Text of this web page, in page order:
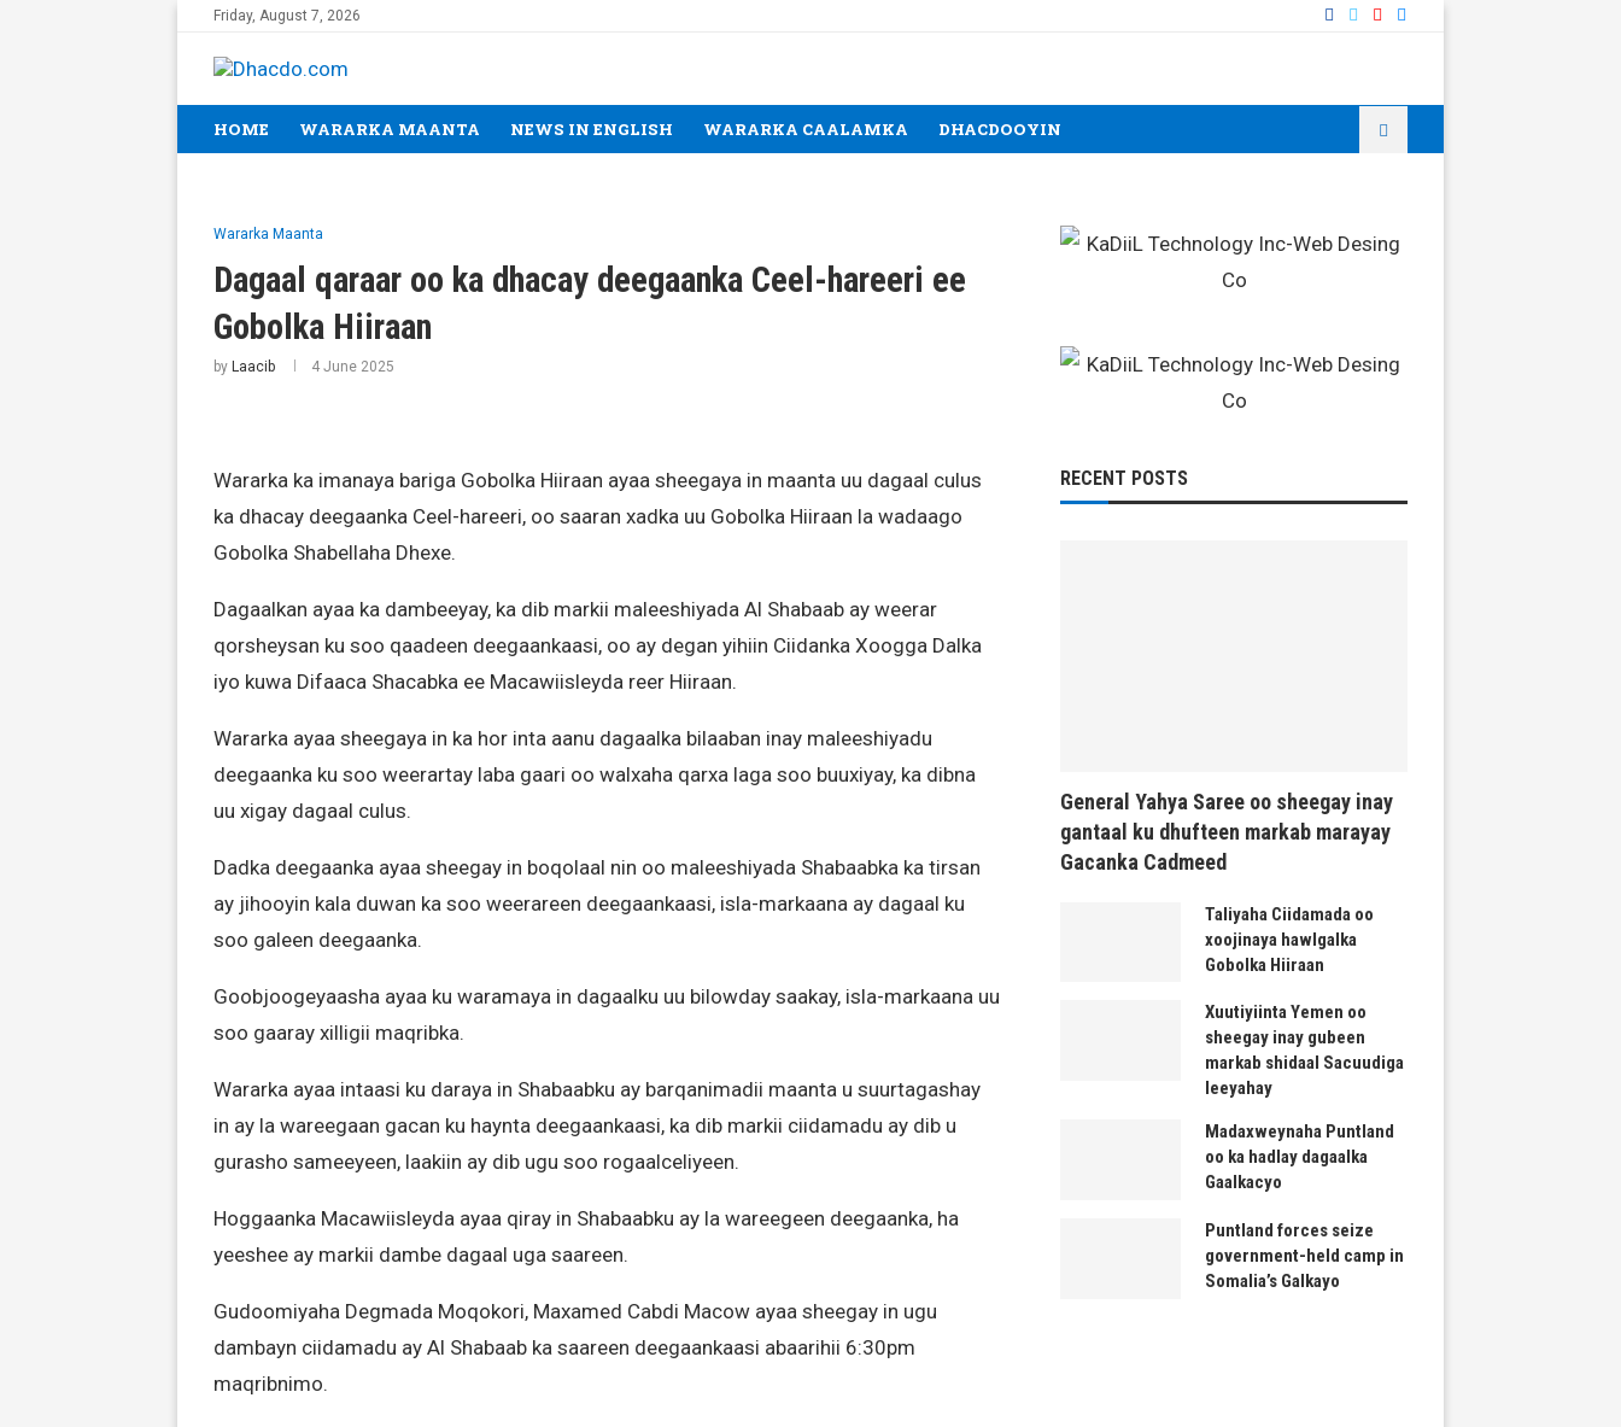
Friday, August 7, 2026
HOME WARARKA MAANTA NEWS IN ENGLISH WARARKA CAALAMKA DHACDOOYIN
Wararka Maanta
Dagaal qaraar oo ka dhacay deegaanka Ceel-hareeri ee
Gobolka Hiiraan
by Laacib 4 June 2025
Wararka ka imanaya bariga Gobolka Hiiraan ayaa sheegaya in maanta uu dagaal culus
ka dhacay deegaanka Ceel-hareeri, oo saaran xadka uu Gobolka Hiiraan la wadaago
Gobolka Shabellaha Dhexe.
Dagaalkan ayaa ka dambeeyay, ka dib markii maleeshiyada Al Shabaab ay weerar
qorsheysan ku soo qaadeen deegaankaasi, oo ay degan yihiin Ciidanka Xoogga Dalka
iyo kuwa Difaaca Shacabka ee Macawiisleyda reer Hiiraan.
Wararka ayaa sheegaya in ka hor inta aanu dagaalka bilaaban inay maleeshiyadu
deegaanka ku soo weerartay laba gaari oo walxaha qarxa laga soo buuxiyay, ka dibna
uu xigay dagaal culus.
Dadka deegaanka ayaa sheegay in boqolaal nin oo maleeshiyada Shabaabka ka tirsan
ay jihooyin kala duwan ka soo weerareen deegaankaasi, isla-markaana ay dagaal ku
soo galeen deegaanka.
Goobjoogeyaasha ayaa ku waramaya in dagaalku uu bilowday saakay, isla-markaana uu
soo gaaray xilligii maqribka.
Wararka ayaa intaasi ku daraya in Shabaabku ay barqanimadii maanta u suurtagashay
in ay la wareegaan gacan ku haynta deegaankaasi, ka dib markii ciidamadu ay dib u
gurasho sameeyeen, laakiin ay dib ugu soo rogaalceliyeen.
Hoggaanka Macawiisleyda ayaa qiray in Shabaabku ay la wareegeen deegaanka, ha
yeeshee ay markii dambe dagaal uga saareen.
Gudoomiyaha Degmada Moqokori, Maxamed Cabdi Macow ayaa sheegay in ugu
dambayn ciidamadu ay Al Shabaab ka saareen deegaankaasi abaarihii 6:30pm
maqribnimo.
RECENT POSTS
General Yahya Saree oo sheegay inay
gantaal ku dhufteen markab marayay
Gacanka Cadmeed
Taliyaha Ciidamada oo
xoojinaya hawlgalka
Gobolka Hiiraan
Xuutiyiinta Yemen oo
sheegay inay gubeen
markab shidaal Sacuudiga
leeyahay
Madaxweynaha Puntland
oo ka hadlay dagaalka
Gaalkacyo
Puntland forces seize
government-held camp in
Somalia’s Galkayo